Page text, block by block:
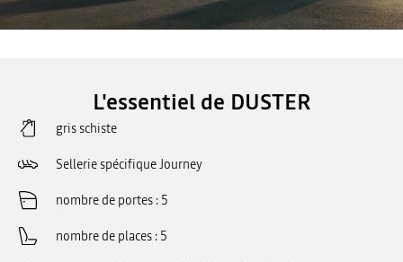
L'essentiel de DUSTER
gris schiste
Sellerie spécifique Journey
nombre de portes 5
nombre de places 5